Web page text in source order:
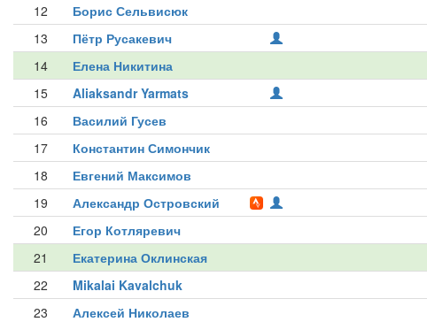
12
Борис Сельвисюк
13
Пётр Русакевич
14
Елена Никитина
15
Aliaksandr Yarmats
16
Василий Гусев
17
Константин Симончик
18
Евгений Максимов
19
Александр Островский
20
Егор Котляревич
21
Екатерина Оклинская
22
Mikalai Kavalchuk
23
Алексей Николаев